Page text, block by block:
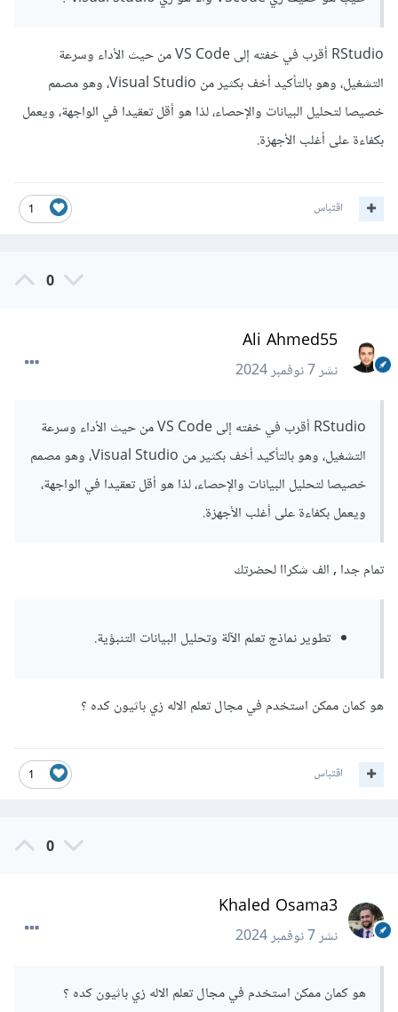
RStudio أقرب في خفته إلى VS Code من حيث الأداء وسرعة
التشغيل، وهو بالتأكيد أخف بكثير من Visual Studio، وهو مصمم
خصيصا لتحليل البيانات والإحصاء، لذا هو أقل تعقيدا في الواجهة، ويعمل
بكفاءة على أغلب الأجهزة.
1 اقتباس
0
Ali Ahmed55
نشر7 نوفمبر 2024
RStudio أقرب في خفته إلى VS Code من حيث الأداء وسرعة
التشغيل، وهو بالتأكيد أخف بكثير من Visual Studio، وهو مصمم
خصيصا لتحليل البيانات والإحصاء، لذا هو أقل تعقيدا في الواجهة،
ويعمل بكفاءة على أغلب الأجهزة.
تمام جدا , الف شكراا لحضرتك
تطوير نماذج تعلم الآلة وتحليل البيانات التنبؤية.
هو كمان ممكن استخدم في مجال تعلم الاله زي باثيون كده ؟
1 اقتباس
0
Khaled Osama3
نشر7 نوفمبر 2024
هو كمان ممكن استخدم في مجال تعلم الاله زي باثيون كده ؟